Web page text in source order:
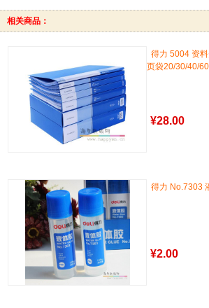
相关商品：
得力 5004 资
页袋20/30/40/
¥28.00
得力 No.7303
¥2.00